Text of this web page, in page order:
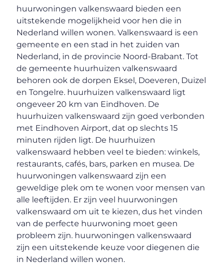
huurwoningen valkenswaard bieden een
uitstekende mogelijkheid voor hen die in
Nederland willen wonen. Valkenswaard is een
gemeente en een stad in het zuiden van
Nederland, in de provincie Noord-Brabant. Tot
de gemeente huurhuizen valkenswaard
behoren ook de dorpen Eksel, Doeveren, Duizel
en Tongelre. huurhuizen valkenswaard ligt
ongeveer 20 km van Eindhoven. De
huurhuizen valkenswaard zijn goed verbonden
met Eindhoven Airport, dat op slechts 15
minuten rijden ligt. De huurhuizen
valkenswaard hebben veel te bieden: winkels,
restaurants, cafés, bars, parken en musea. De
huurwoningen valkenswaard zijn een
geweldige plek om te wonen voor mensen van
alle leeftijden. Er zijn veel huurwoningen
valkenswaard om uit te kiezen, dus het vinden
van de perfecte huurwoning moet geen
probleem zijn. huurwoningen valkenswaard
zijn een uitstekende keuze voor diegenen die
in Nederland willen wonen.